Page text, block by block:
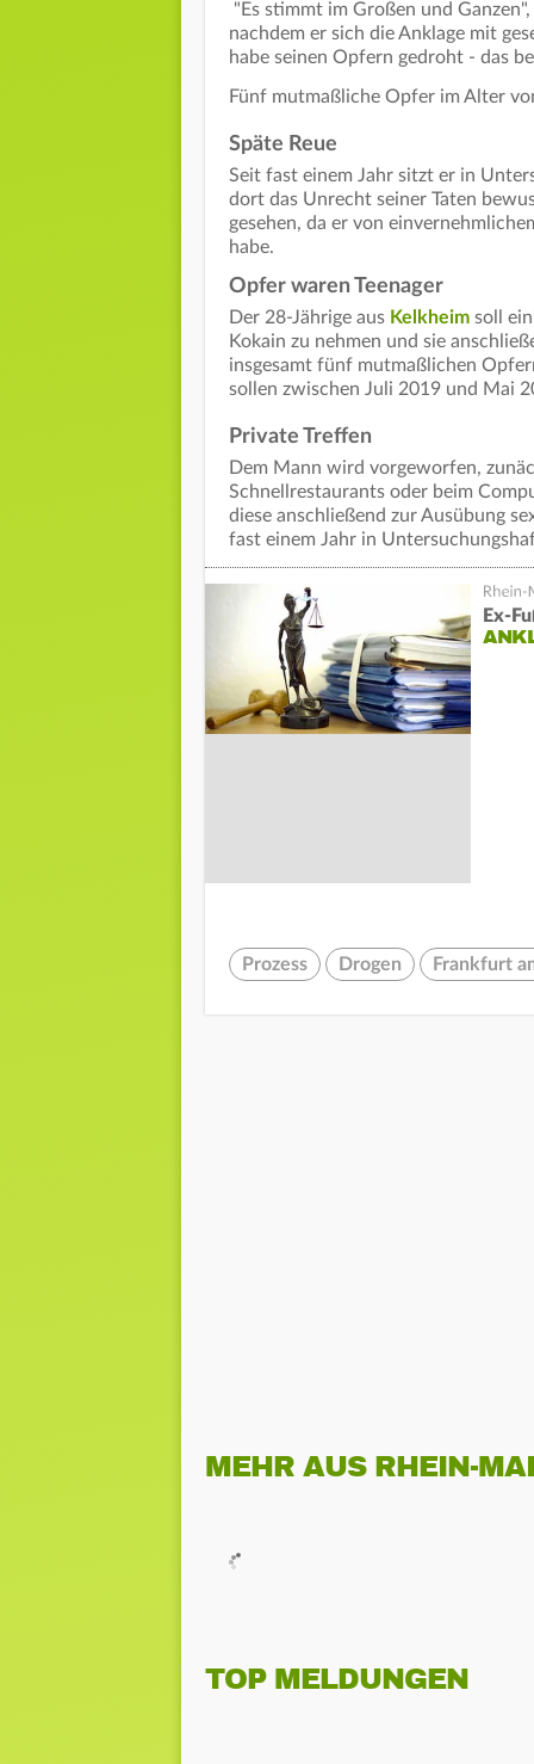
"Es stimmt im Großen und
nachdem er sich die Anklage mit
habe seinen Opfern gedroht - das
Fünf mutmaßliche Opfer im Alter
Späte Reue
Seit fast einem Jahr sitzt er in
dort das Unrecht seiner Taten
gesehen, da er von
habe.
Opfer waren Teenager
Der 28-Jährige aus Kelkheim soll
Kokain zu nehmen und sie
insgesamt fünf mutmaßlichen
sollen zwischen Juli 2019 und Mai
Private Treffen
Dem Mann wird vorgeworfen,
Schnellrestaurants oder beim
diese anschließend zur Ausübung
fast einem Jahr in
Ex-
Prozess Drogen Frankfurt
MEHR AUS RHEIN-
TOP MELDUNGEN